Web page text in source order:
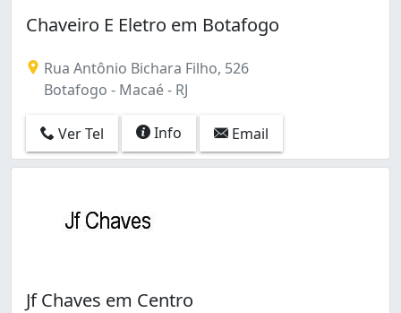
Chaveiro E Eletro em Botafogo
Rua Antônio Bichara Filho, 526
Botafogo - Macaé - RJ
Ver Tel Info Email
Jf Chaves em Centro